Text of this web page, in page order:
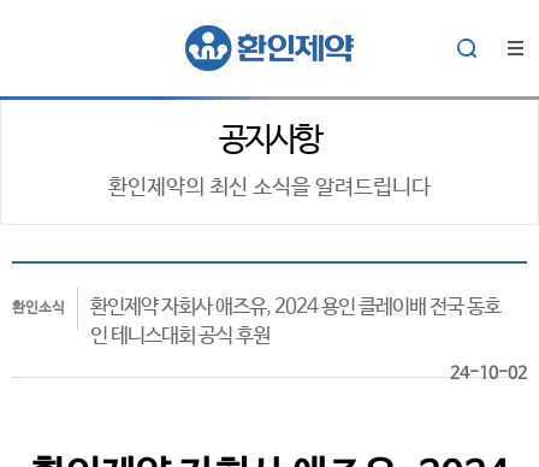
공지사항
환인제약의 최신 소식을 알려드립니다
환인소식
환인제약 자회사 애즈유, 2024 용인 클레이배 전국 동호
인 테니스대회 공식 후원
24-10-02